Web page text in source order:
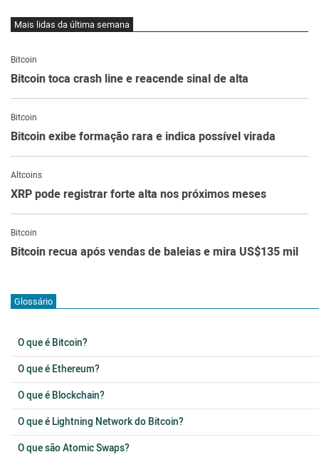
Mais lidas da última semana
Bitcoin
Bitcoin toca crash line e reacende sinal de alta
Bitcoin
Bitcoin exibe formação rara e indica possível virada
Altcoins
XRP pode registrar forte alta nos próximos meses
Bitcoin
Bitcoin recua após vendas de baleias e mira US$135 mil
Glossário
O que é Bitcoin?
O que é Ethereum?
O que é Blockchain?
O que é Lightning Network do Bitcoin?
O que são Atomic Swaps?